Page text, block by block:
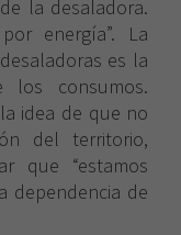
la desaladora.
energía”. La
es la
los consumos.
idea de que no
del territorio,
que “estamos
dependencia de